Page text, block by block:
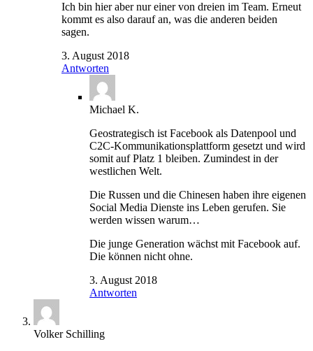
Ich bin hier aber nur einer von dreien im Team. Erneut
kommt es also darauf an, was die anderen beiden
sagen.
3. August 2018
Antworten
Michael K.
Geostrategisch ist Facebook als Datenpool und
C2C-Kommunikationsplattform gesetzt und wird
somit auf Platz 1 bleiben. Zumindest in der
westlichen Welt.
Die Russen und die Chinesen haben ihre eigenen
Social Media Dienste ins Leben gerufen. Sie
werden wissen warum…
Die junge Generation wächst mit Facebook auf.
Die können nicht ohne.
3. August 2018
Antworten
Volker Schilling